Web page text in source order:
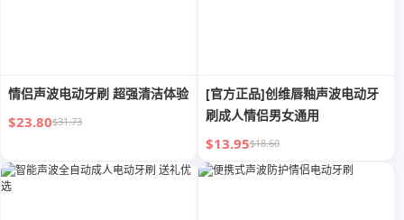
情侣声波电动牙刷 超强清洁体验
$23.80$31.73
[官方正品]创维唇釉声波电动牙
刷成人情侣男女通用
$13.95$18.60